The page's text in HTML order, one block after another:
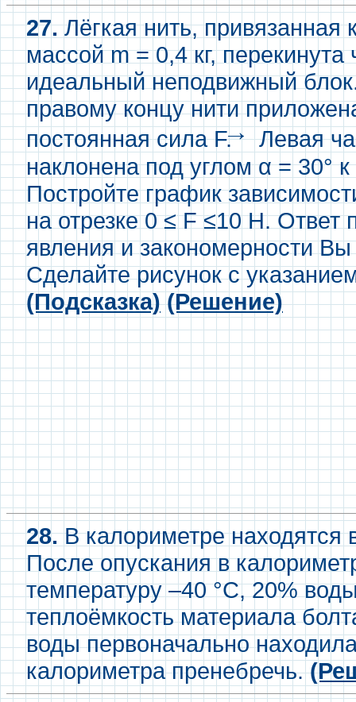
27.Лёгкая нить, привязанная
массой m = 0,4 кг, перекинута
идеальный неподвижный
правому концу нити
постоянная сила F.→ Левая
наклонена под углом α = 30°
Постройте график
на отрезке 0 ≤ F ≤10 Н. Ответ
явления и закономерности
Сделайте рисунок с
(Подсказка) (Решение)
28.В калориметре находятся
После опускания в
температуру –40 °С, 20%
теплоёмкость материала
воды первоначально
калориметра пренебречь.